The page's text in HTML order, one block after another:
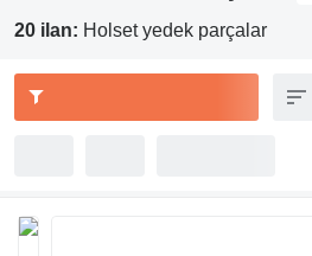
20 ilan: Holset yedek parçalar